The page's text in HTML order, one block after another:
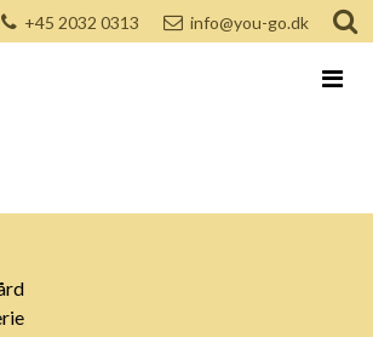
+45 2032 0313 info@you-go.dk